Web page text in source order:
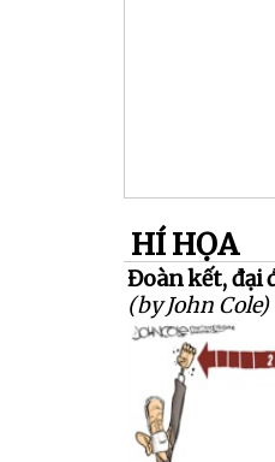
HÍ HỌA
Đoàn kết, đại
(by John Cole)